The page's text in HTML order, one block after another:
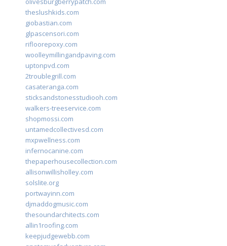
theslushkids.com
giobastian.com
glpascensori.com
rifloorepoxy.com
woolleymillingandpaving.com
uptonpvd.com
2troublegrill.com
casateranga.com
sticksandstonesstudiooh.com
walkers-treeservice.com
shopmossi.com
untamedcollectivesd.com
mxpwellness.com
infernocanine.com
thepaperhousecollection.com
allisonwillisholley.com
solslite.org
portwayinn.com
djmaddogmusic.com
thesoundarchitects.com
allin1roofing.com
keepjudgewebb.com